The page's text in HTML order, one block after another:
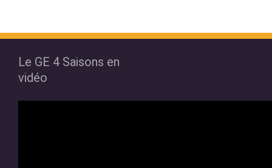
Le GE 4 Saisons en
vidéo